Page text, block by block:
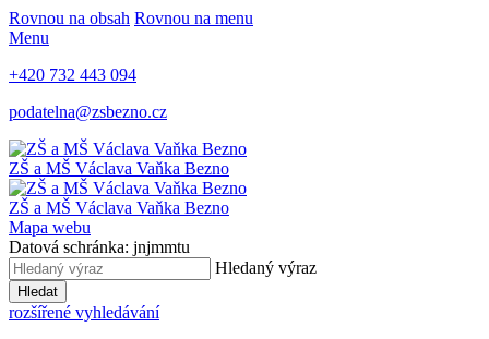
Rovnou na obsah Rovnou na menu
Menu
+420 732 443 094
podatelna@zsbezno.cz
ZŠ a MŠ Václava Vaňka Bezno
ZŠ a MŠ Václava Vaňka Bezno
Mapa webu
Datová schránka: jnjmmtu
Hledaný výraz
Hledat
rozšířené vyhledávání